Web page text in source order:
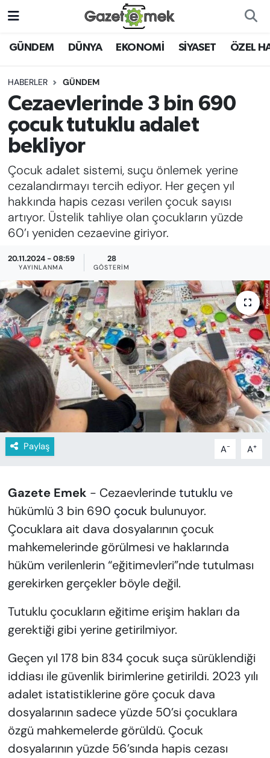
GÜNDEM DÜNYA EKONOMİ SİYASET ÖZEL
HABERLER GÜNDEM
Cezaevlerinde 3 bin 690
çocuk tutuklu adalet
bekliyor
Çocuk adalet sistemi, suçu önlemek yerine
cezalandırmayı tercih ediyor. Her geçen yıl
hakkında hapis cezası verilen çocuk sayısı
artıyor. Üstelik tahliye olan çocukların yüzde
60’ı yeniden cezaevine giriyor.
20.11.2024 - 08:59
YAYINLANMA
28
GÖSTERIM
Paylaş A- A+
Gazete Emek - Cezaevlerindetutuklu ve
hükümlü 3 bin 690 çocukbulunuyor.
Çocuklara ait dava dosyalarının çocuk
mahkemelerinde görülmesi ve haklarında
hüküm verilenlerin “eğitimevleri”nde tutulması
gerekirken gerçekler böyle değil.
Tutuklu çocukların eğitime erişim hakları da
gerektiği gibi yerine getirilmiyor.
Geçen yıl 178 bin 834 çocuk suça sürüklendiği
iddiası ile güvenlik birimlerine getirildi. 2023 yılı
adalet istatistiklerine göre çocuk dava
dosyalarının sadece yüzde 50’si çocuklara
özgü mahkemelerde görüldü. Çocuk
dosyalarının yüzde 56’sında hapis cezası
DÜNYA
EKONOMİ
EMEK HABERLERİ
YENİ MEDYADA EMEK
GAZETECİLİĞİNİ GELİŞTİRMEK
FAYDALI BİLGİLER
GÜNDEM
SAĞLIK
SPOR
KÜLTÜR-SANAT
MAGAZİN
ÖZEL HABER
YAZAR KÖŞESİ
SİYASET
VAN VE DİYARBAKIR HABERLERİ
Nöbetçi Eczaneler
Hava Durumu
İstanbul Namaz Vakitleri
Trafik Durumu
Süper Lig Puan Durumu ve Fikstür
Tüm Manşetler
Son Dakika Haberleri
Haber Arşivi